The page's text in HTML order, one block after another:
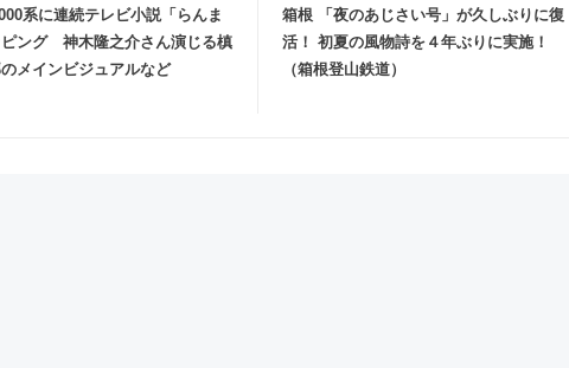
系に連続テレビ小説「らんま
ピング 神木隆之介さん演じる槙
メインビジュアルなど
箱根 「夜のあじさい号」が久しぶりに復
活！ 初夏の風物詩を４年ぶりに実施！
（箱根登山鉄道）